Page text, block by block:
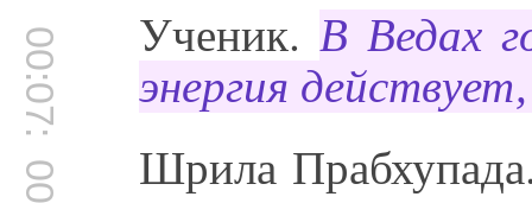
00:07:20 Ученик. В Ведах
энергия
Шрила